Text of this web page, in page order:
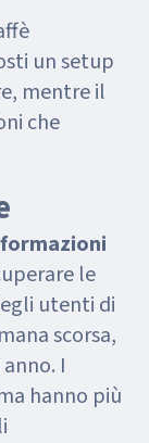
un setup
mentre il
che
le
utenti di
scorsa,
I
hanno più